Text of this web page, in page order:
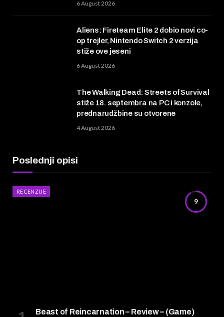
6 August 2026
Aliens: Fireteam Elite 2 dobio novi co-
op trejler, Nintendo Switch 2 verzija
stiže ove jeseni
6 August 2026
The Walking Dead: Streets of Survival
stiže 18. septembra na PC i konzole,
prednarudžbine su otvorene
4 August 2026
Poslednji opisi
9
RECENZIJE
Beast of Reincarnation – Review – (Game)